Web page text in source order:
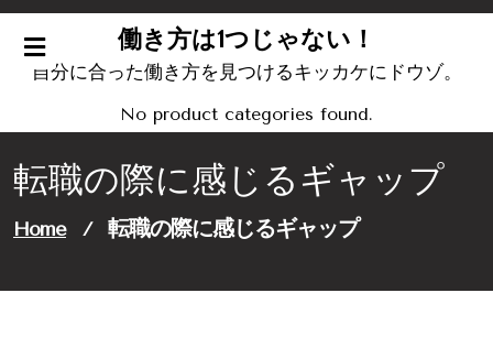
Skip
content
働き方は1つじゃない！
自分に合った働き方を見つけるキッカケにドウゾ。
No product categories found.
転職の際に感じるギャップ
Home / 転職の際に感じるギャップ